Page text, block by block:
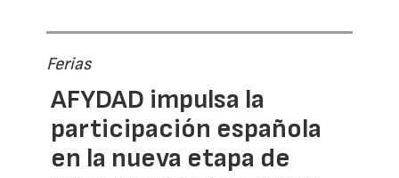
Ferias
AFYDAD impulsa la
participación española
en la nueva etapa de